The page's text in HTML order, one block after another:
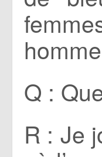
Q :
R : Je